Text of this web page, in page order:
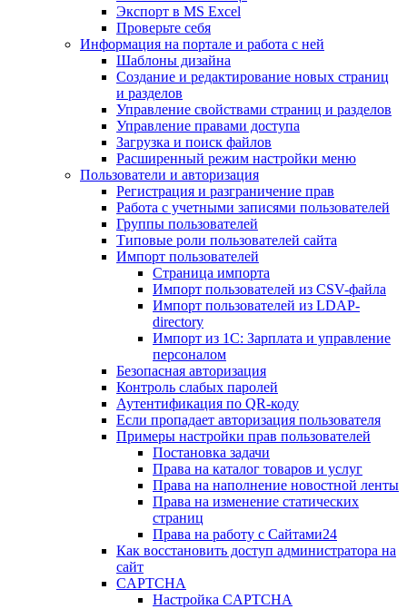
Экспорт в MS Excel
Проверьте себя
Информация на портале и работа с ней
Шаблоны дизайна
Создание и редактирование новых страниц
и разделов
Управление свойствами страниц и разделов
Управление правами доступа
Загрузка и поиск файлов
Расширенный режим настройки меню
Пользователи и авторизация
Регистрация и разграничение прав
Работа с учетными записями пользователей
Группы пользователей
Типовые роли пользователей сайта
Импорт пользователей
Страница импорта
Импорт пользователей из CSV-файла
Импорт пользователей из LDAP-
directory
Импорт из 1С: Зарплата и управление
персоналом
Безопасная авторизация
Контроль слабых паролей
Аутентификация по QR-коду
Если пропадает авторизация пользователя
Примеры настройки прав пользователей
Постановка задачи
Права на каталог товаров и услуг
Права на наполнение новостной ленты
Права на изменение статических
страниц
Права на работу с Сайтами24
Как восстановить доступ администратора на
сайт
CAPTCHA
Настройка CAPTCHA